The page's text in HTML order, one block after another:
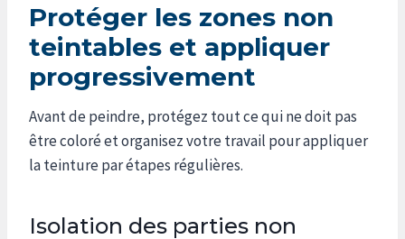
Protéger les zones non
teintables et appliquer
progressivement
Avant de peindre, protégez tout ce qui ne doit pas
être coloré et organisez votre travail pour appliquer
la teinture par étapes régulières.
Isolation des parties non